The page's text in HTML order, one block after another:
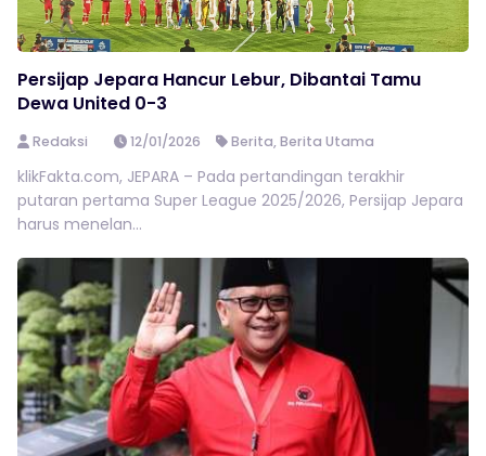
Persijap Jepara Hancur Lebur, Dibantai Tamu
Dewa United 0-3
Redaksi 12/01/2026 Berita,Berita Utama
klikFakta.com, JEPARA – Pada pertandingan terakhir
putaran pertama Super League 2025/2026, Persijap Jepara
harus menelan...